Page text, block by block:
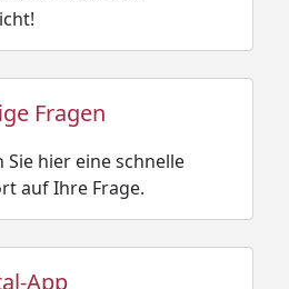
Fragen
Sie hier eine schnelle
auf Ihre Frage.
App